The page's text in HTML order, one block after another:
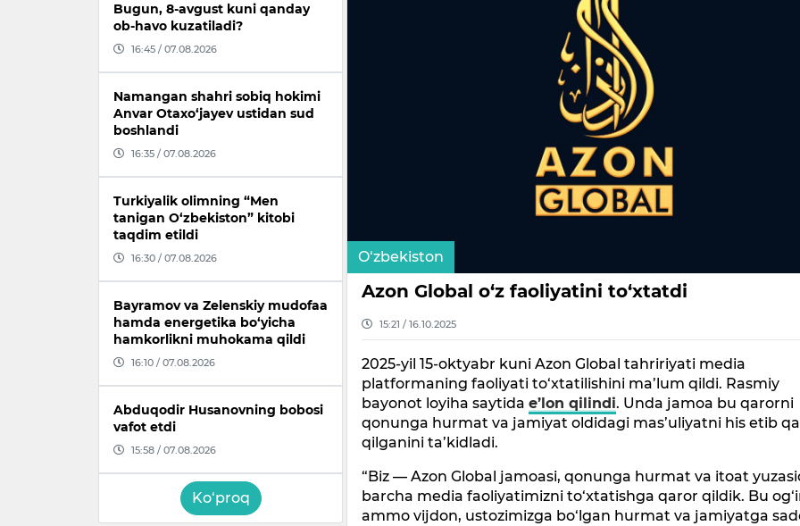
Bugun, 8-avgust kuni qanday
ob-havo kuzatiladi?
16:45 / 07.08.2026
Namangan shahri sobiq hokimi
Anvar Otaxo‘jayev ustidan sud
boshlandi
16:35 / 07.08.2026
Turkiyalik olimning “Men
tanigan O‘zbekiston” kitobi
taqdim etildi
16:30 / 07.08.2026
Bayramov va Zelenskiy mudofaa
hamda energetika bo‘yicha
hamkorlikni muhokama qildi
16:10 / 07.08.2026
Abduqodir Husanovning bobosi
vafot etdi
15:58 / 07.08.2026
Ko‘proq
O‘zbekiston
Azon Global o‘z faoliyatini to‘xtatdi
15:21 / 16.10.2025
2025-yil 15-oktyabr kuni Azon Global tahririyati media
platformaning faoliyati to‘xtatilishini ma’lum qildi. Rasmiy
bayonot loyiha saytidae’lon qilindi. Unda jamoa bu qarorni
qonunga hurmat va jamiyat oldidagi mas’uliyatni his etib
qilganini ta’kidladi.
“Biz — Azon Global jamoasi, qonunga hurmat va itoat
barcha media faoliyatimizni to‘xtatishga qaror qildik. Bu
ammo vijdon, ustozimizga bo‘lgan hurmat va jamiyatga